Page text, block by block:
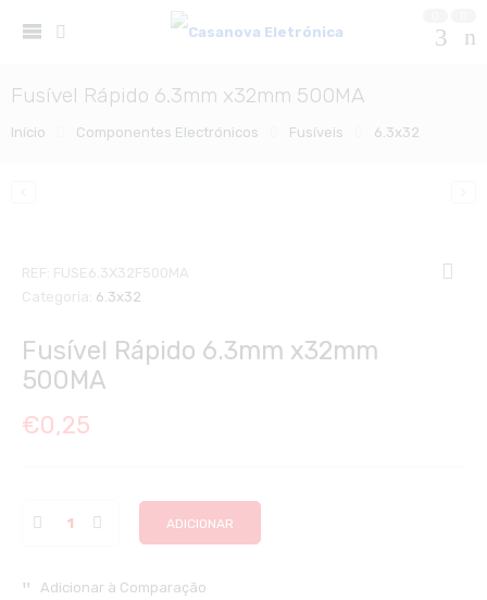
Fusível Rápido 6.3mm x32mm 500MA
Início Componentes Electrónicos Fusíveis 6.3x32
REF: FUSE6.3X32F500MA
Categoria: 6.3x32
Fusível Rápido 6.3mm x32mm
500MA
€0,25
ADICIONAR
Adicionar à Comparação